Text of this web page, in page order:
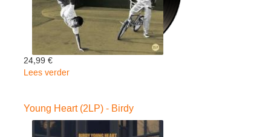
24,99 €
Lees verder
Hip-
Hop
Young Heart (2LP) - Birdy